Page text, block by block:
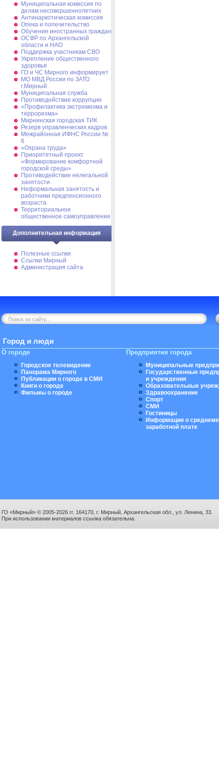
Муниципальная комиссия по
делам несовершеннолетних
Антинаркотическая комиссия
Опека и попечительство
Обучение иностранных граждан
ОСФР по Архангельской
области и НАО
Поддержка участникам СВО
Укрепление общественного
здоровья
ГО и ЧС Мирного информирует
МО МВД России по ЗАТО
г.Мирный
Муниципальная cлужба
Противодействие коррупции
«Профилактика экстремизма и
терроризма»
Мирнинская городская ТИК
Резерв управленческих кадров
Межрайонная ИФНС России №
6
«Охрана труда»
Приоритетный проект
«Формирование комфортной
городской среды»
Противодействие нелегальной
занятости
Неформальная занятость и
работники предпенсионного
возраста
Территориальное
общественное самоуправление
Дополнительная информация
Полезные ссылки
Ссылки Мирный
Администрация сайта
Город и люди
О городе
Городское телевидение
Панорама Мирного
Публикации о городе в СМИ
Книги о городе
Фильмы о городе
Предприятия города
Муниципальные
Государственные
и учреждения
Образовательные
Здравоохранение
Спорт
СМИ
Гостиницы
Информация о
заработной плате
ГО «Мирный» © 2005-2026 гг. 164170, г. Мирный, Архангельская обл., ул. Ленина, 33.
При использовании материалов ссылка обязательна.